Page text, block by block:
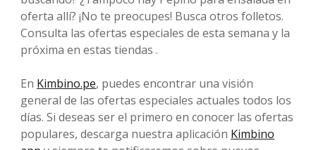
oferta allí? ¡No te preocupes! Busca otros folletos.
Consulta las ofertas especiales de esta semana y la
próxima en estas tiendas .
En Kimbino.pe, puedes encontrar una visión
general de las ofertas especiales actuales todos los
días. Si deseas ser el primero en conocer las ofertas
populares, descarga nuestra aplicación Kimbino